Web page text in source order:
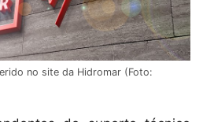
no site da Hidromar (Foto: